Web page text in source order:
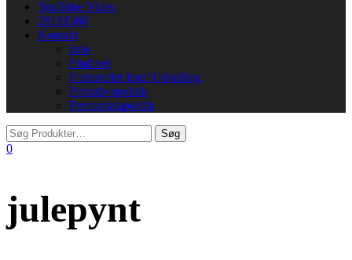
YouTube Video
28181360
Kontakt
Info
Find vej
Forhandler liste/ Udstilling
Privatlivspolitik
Persondatapolitik
0
julepynt